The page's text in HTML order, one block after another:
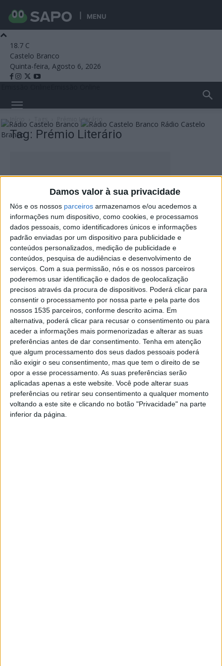
MENU
Damos valor à sua privacidade
Nós e os nossos parceiros armazenamos e/ou acedemos a
informações num dispositivo, como cookies, e processamos
dados pessoais, como identificadores únicos e informações
padrão enviadas por um dispositivo para publicidade e
conteúdos personalizados, medição de publicidade e
conteúdos, pesquisa de audiências e desenvolvimento de
serviços. Com a sua permissão, nós e os nossos parceiros
poderemos usar identificação e dados de geolocalização
precisos através da procura de dispositivos. Poderá clicar para
consentir o processamento por nossa parte e pela parte dos
nossos 1535 parceiros, conforme descrito acima. Em
alternativa, poderá clicar para recusar o consentimento ou para
aceder a informações mais pormenorizadas e alterar as suas
preferências antes de dar consentimento. Tenha em atenção
que algum processamento dos seus dados pessoais poderá
não exigir o seu consentimento, mas que tem o direito de se
opor a esse processamento. As suas preferências serão
aplicadas apenas a este website. Você pode alterar suas
preferências ou retirar seu consentimento a qualquer momento
voltando a este site e clicando no botão "Privacidade" na parte
inferior da página.
18.7 C
Castelo Branco
Quinta-feira, Agosto 6, 2026
Rádio Castelo
Branco
Prémio Literário
Tag: Prémio Literário
José Dias Pires vence Prémio de Literatura
Infantil Pingo Doce
Rádio Castelo Branco - 9 de Maio, 2025
José Pires venceu Prémio Literário Manuel
Teixeira Gomes
Rádio Castelo Branco 4 de Dezembro, 2024